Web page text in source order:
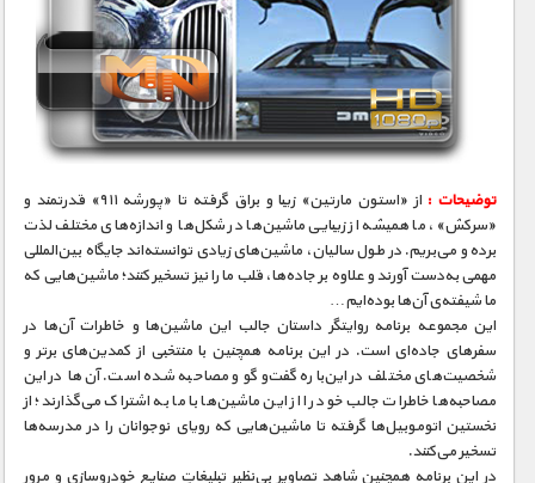
مسابقات / ورزشی
مستند های اختصاصی
توضیحات :
از «استون مارتین» زیبا و براق گرفته تا «پورشه ۹۱۱» قدرتمند و
«سرکش»، ما همیشه از زیبایی ماشین‌ها در شکل‌ها و اندازه‌های مختلف لذت
برده و می‌بریم. در طول سالیان، ماشین‌های زیادی توانسته‌اند جایگاه بین‌المللی
مهمی به‌دست آورند و علاوه بر جاده‌ها، قلب ما را نیز تسخیر کنند؛ ماشین‌هایی که
ما شیفته‌ی آن‌ها بوده‌ایم…
این مجموعه برنامه روایتگر داستان جالب این ماشین‌ها و خاطرات آن‌ها در
سفرهای جاده‌ای است. در این برنامه همچنین با منتخبی از کمدین‌های برتر و
شخصیت‌های مختلف در این‌باره گفت‌و‌گو و مصاحبه شده است. آن‌ها در این
مصاحبه‌ها خاطرات جالب خود را از این ماشین‌ها با ما به اشتراک می‌گذارند؛ از
نخستین اتوموبیل‌ها گرفته تا ماشین‌هایی که رویای نوجوانان را در مدرسه‌ها
تسخیر می‌کنند.
در این برنامه همچنین شاهد تصاویر بی‌نظیر تبلیغاتِ صنایع خودروسازی و مرور